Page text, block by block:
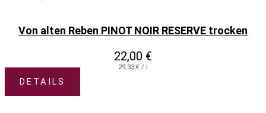
Von alten Reben PINOT NOIR RESERVE trocken
22,00 €
29,33 € /
DETAILS